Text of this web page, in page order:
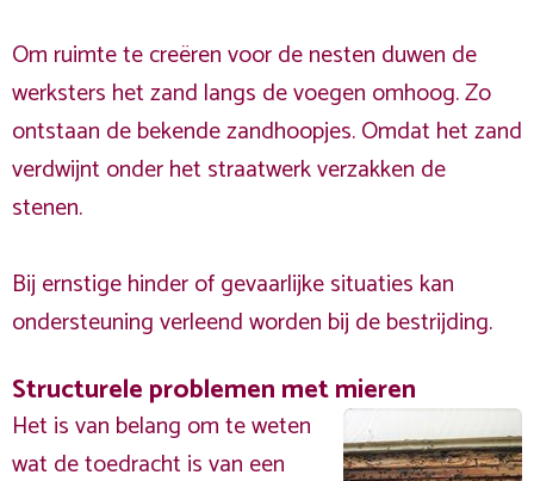
Om ruimte te creëren voor de nesten duwen de
werksters het zand langs de voegen omhoog. Zo
ontstaan de bekende zandhoopjes. Omdat het zand
verdwijnt onder het straatwerk verzakken de
stenen.
Bij ernstige hinder of gevaarlijke situaties kan
ondersteuning verleend worden bij de bestrijding.
Structurele problemen met mieren
Het is van belang om te weten
wat de toedracht is van een